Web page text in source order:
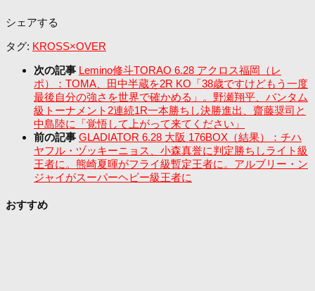
シェアする
タグ: KROSS×OVER
次の記事 Lemino修斗TORAO 6.28 アクロス福岡（レ
ポ）：TOMA、田中半蔵を2R KO「38歳ですけどもう一度
最後自分の強さを世界で確かめる」。野瀬翔平、バンタム
級トーナメント2連続1R一本勝ちし決勝進出、齋藤奨司と
中島陸に「覚悟して上がって来てください」
前の記事 GLADIATOR 6.28 大阪 176BOX（結果）：チハ
ヤフル・ヅッキーニョス、小森真誉に判定勝ちしライト級
王者に。熊崎夏暉がフライ級暫定王者に。アルブリー・ン
ジャイがスーパーヘビー級王者に
おすすめ